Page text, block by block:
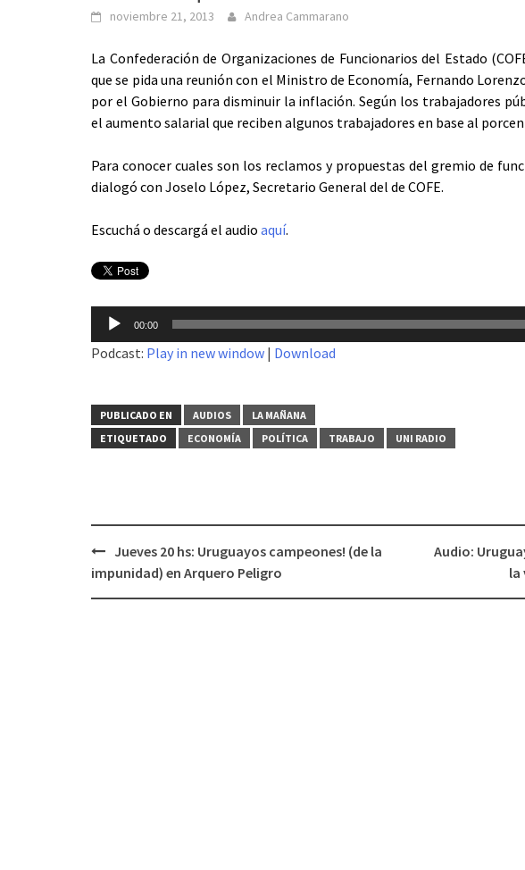
noviembre 21, 2013 Andrea Cammarano
La Confederación de Organizaciones de Funcionarios del Estado
que se pida una reunión con el Ministro de Economía, Fernando
por el Gobierno para disminuir la inflación. Según los trabajadores
el aumento salarial que reciben algunos trabajadores en base al
Para conocer cuales son los reclamos y propuestas del gremio de
dialogó con Joselo López, Secretario General del de COFE.
Escuchá o descargá el audio aquí.
Reproductor
de
audio
00:00
Podcast: Play in new window | Download
PUBLICADO EN AUDIOS
LA MAÑANA
ETIQUETADO
ECONOMÍA POLÍTICA TRABAJO UNI RADIO
Navegación
de
Jueves 20 hs: Uruguayos campeones! (de la
impunidad) en Arquero Peligro
Audio:
la